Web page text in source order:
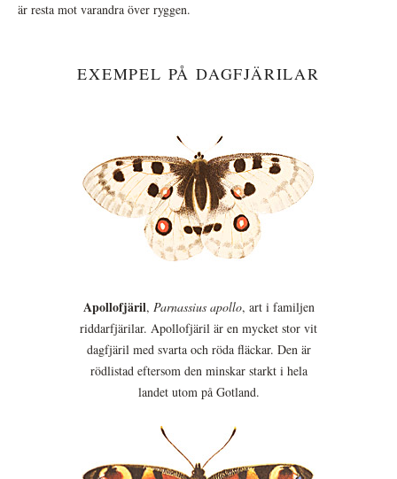
är resta mot varandra över ryggen.
EXEMPEL PÅ DAGFJÄRILAR
Apollofjäril, Parnassius apollo, art i familjen
riddarfjärilar. Apollofjäril är en mycket stor vit
dagfjäril med svarta och röda fläckar. Den är
rödlistad eftersom den minskar starkt i hela
landet utom på Gotland.